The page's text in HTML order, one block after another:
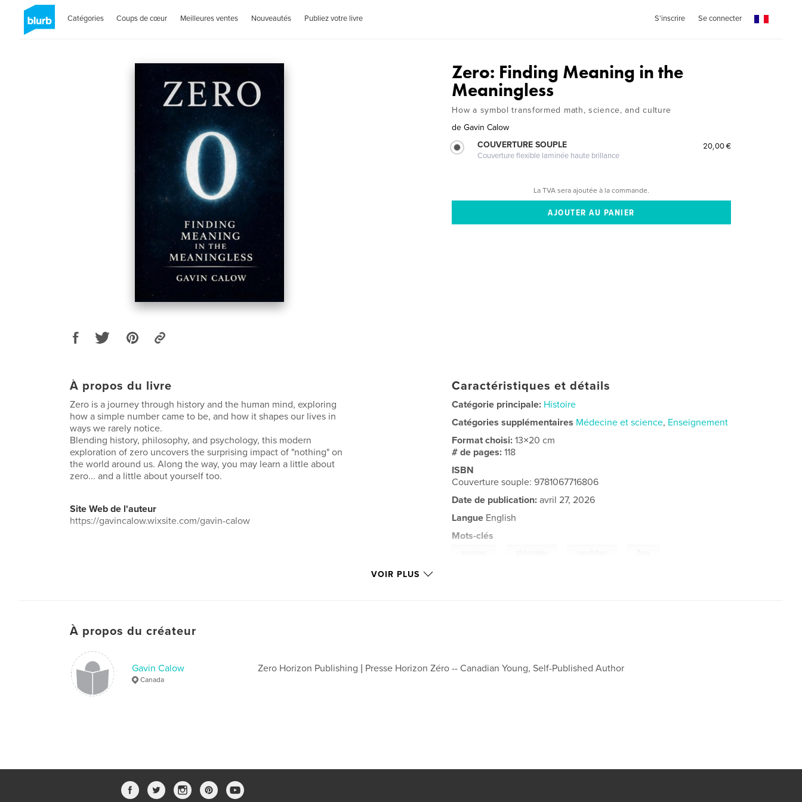
Catégories Coups de cœur Meilleures ventes Nouveautés Publiez votre livre S'inscrire Se connecter
Zero: Finding Meaning in the
Meaningless
How a symbol transformed math, science, and culture
de Gavin Calow
COUVERTURE SOUPLE
Couverture flexible laminée haute brillance
20,00 €
La TVA sera ajoutée à la commande.
À propos du livre
Zero is a journey through history and the human mind, exploring
how a simple number came to be, and how it shapes our lives in
ways we rarely notice.
Blending history, philosophy, and psychology, this modern
exploration of zero uncovers the surprising impact of "nothing" on
the world around us. Along the way, you may learn a little about
zero... and a little about yourself too.
Site Web de l'auteur
https://gavincalow.wixsite.com/gavin-calow
Caractéristiques et détails
Catégorie principale: Histoire
Catégories supplémentaires Médecine et science, Enseignement
Format choisi:13×20 cm
# de pages:118
ISBN
Couverture souple: 9781067716806
Date de publication: avril 27, 2026
Langue English
Mots-clés
VOIR PLUS
À propos du créateur
Gavin Calow
Canada
Zero Horizon Publishing | Presse Horizon Zéro -- Canadian Young, Self-Published Author